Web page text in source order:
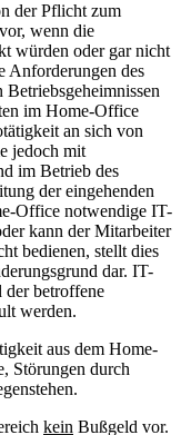
der Pflicht zum
wenn die
würden oder gar nicht
Anforderungen des
Betriebsgeheimnissen
im Home-Office
an sich von
jedoch mit
im Betrieb des
der eingehenden
Office notwendige IT-
kann der Mitarbeiter
bedienen, stellt dies
dar. IT-
der betroffene
werden.
aus dem Home-
Störungen durch
kein Bußgeld vor.